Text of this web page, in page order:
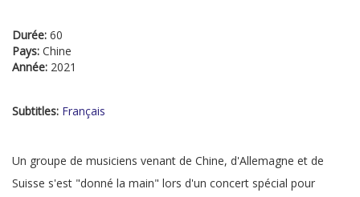
Durée: 60
Pays: Chine
Année: 2021
Subtitles: Français
Un groupe de musiciens venant de Chine, d'Allemagne et de
Suisse s'est "donné la main" lors d'un concert spécial pour